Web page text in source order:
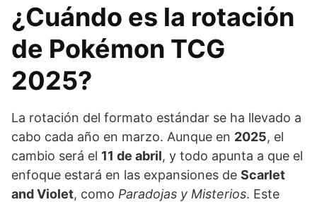
¿Cuándo es la rotación
de Pokémon TCG
2025?
La rotación del formato estándar se ha llevado a
cabo cada año en marzo. Aunque en 2025, el
cambio será el 11 de abril, y todo apunta a que el
enfoque estará en las expansiones de Scarlet
and Violet, como Paradojas y Misterios. Este